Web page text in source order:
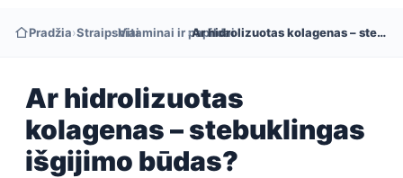
Pradžia›Straipsniai
›Vitaminai ir papildai
› Ar hidrolizuotas kolagenas – stebuklingas išgijimo būdas?
Ar hidrolizuotas
kolagenas – stebuklingas
išgijimo būdas?